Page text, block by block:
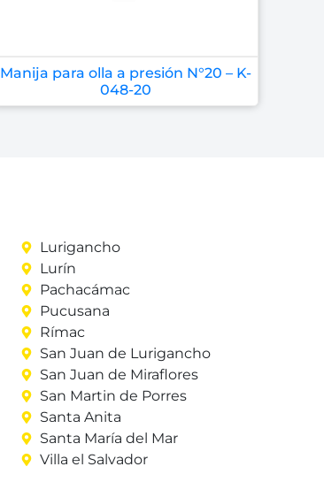
Manija para olla a presión N°20 – K-
048-20
Lurigancho
Lurín
Pachacámac
Pucusana
Rímac
San Juan de Lurigancho
San Juan de Miraflores
San Martin de Porres
Santa Anita
Santa María del Mar
Villa el Salvador